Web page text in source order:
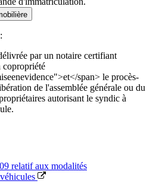
par un notaire certifiant
copropriété
span> le procès-
de l'assemblée générale ou du
autorisant le syndic à
relatif aux modalités